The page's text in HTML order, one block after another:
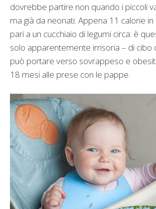
dovrebbe partire non quando i piccoli
ma già da neonati. Appena 11 calorie
pari a un cucchiaio di legumi circa: è
solo apparentemente irrisoria – di cibo
può portare verso sovrappeso e
18 mesi alle prese con le pappe.